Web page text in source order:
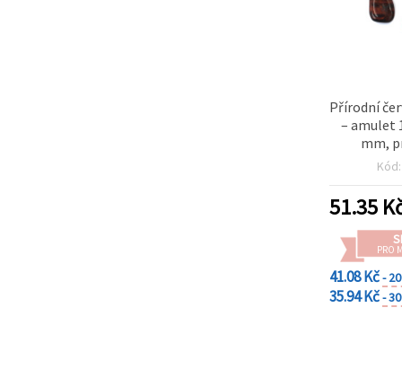
Přírodní
– amulet
mm,
Kód:
51.35
PRO
41.08 Kč-
35.94 Kč-